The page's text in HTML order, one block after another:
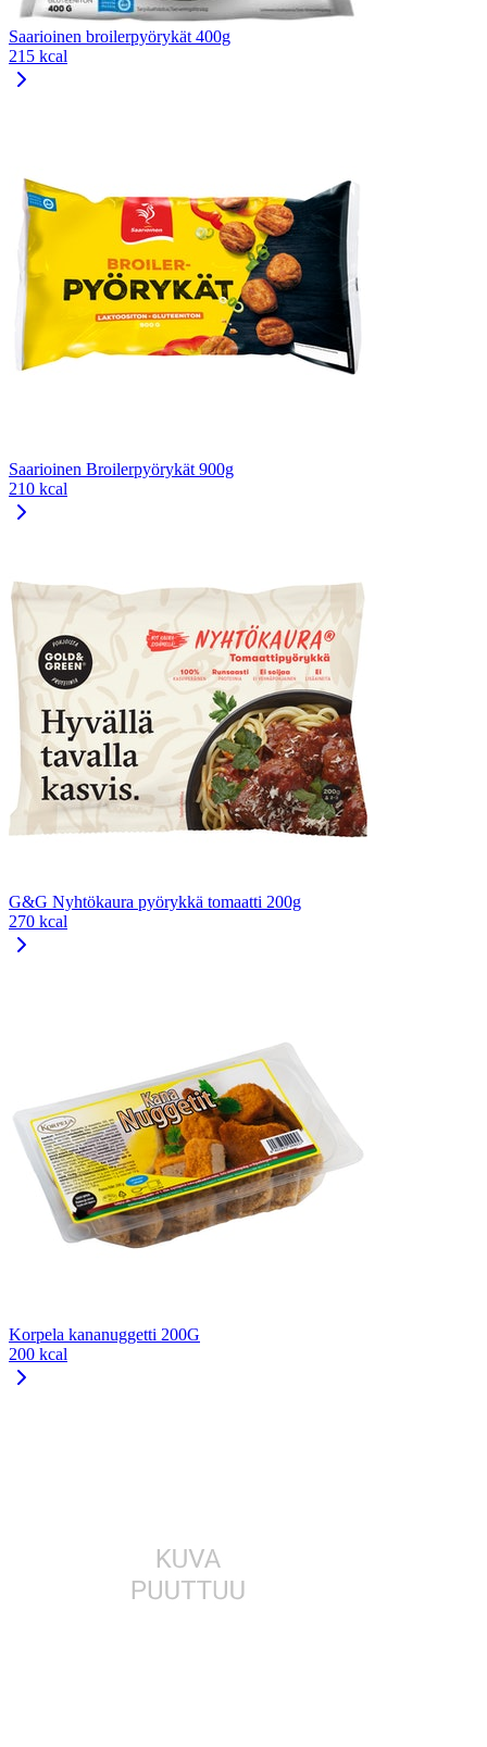
Saarioinen broilerpyörykät 400g
215 kcal
Saarioinen Broilerpyörykät 900g
210 kcal
G&G Nyhtökaura pyörykkä tomaatti 200g
270 kcal
Korpela kananuggetti 200G
200 kcal